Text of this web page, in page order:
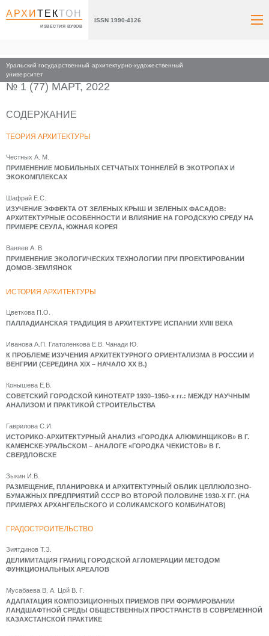
АРХИТЕКТОН
ИЗВЕСТИЯ ВУЗОВ
ISSN 1990-4126
Уральский государственный архитектурно-художественный
университет
Главная Архив номеров 2022
№ 1 (77) МАРТ, 2022
СОДЕРЖАНИЕ
ТЕОРИЯ АРХИТЕКТУРЫ
Честных А. М.
ПРИМЕНЕНИЕ МОБИЛЬНЫХ СЕТЧАТЫХ ТОННЕЛЕЙ В ЭКОТРОПАХ И
ЭКОКОМПЛЕКСАХ
Шафрай Е.С.
ИЗУЧЕНИЕ ЭФФЕКТА ОТ ЗЕЛЕНЫХ КРЫШ И ЗЕЛЕНЫХ ФАСАДОВ:
АРХИТЕКТУРНЫЕ ОСОБЕННОСТИ И ВЛИЯНИЕ НА ГОРОДСКУЮ СРЕДУ НА
ПРИМЕРЕ СЕУЛА, ЮЖНАЯ КОРЕЯ
Ваняев А. В.
ПРИМЕНЕНИЕ ЭКОЛОГИЧЕСКИХ ТЕХНОЛОГИИ ПРИ ПРОЕКТИРОВАНИИ
ДОМОВ-ЗЕМЛЯНОК
ИСТОРИЯ АРХИТЕКТУРЫ
Цветкова П.О.
ПАЛЛАДИАНСКАЯ ТРАДИЦИЯ В АРХИТЕКТУРЕ ИСПАНИИ XVIII ВЕКА
Иванова А.П. Глатоленкова Е.В. Чанади Ю.
К ПРОБЛЕМЕ ИЗУЧЕНИЯ АРХИТЕКТУРНОГО ОРИЕНТАЛИЗМА В РОССИИ И
ВЕНГРИИ (СЕРЕДИНА XIX – НАЧАЛО XX В.)
Конышева Е.В.
СОВЕТСКИЙ ГОРОДСКОЙ КИНОТЕАТР 1930–1950-х гг.: МЕЖДУ НАУЧНЫМ
АНАЛИЗОМ И ПРАКТИКОЙ СТРОИТЕЛЬСТВА
Гаврилова С.И.
ИСТОРИКО-АРХИТЕКТУРНЫЙ АНАЛИЗ «ГОРОДКА АЛЮМИНЩИКОВ» В Г.
КАМЕНСКЕ-УРАЛЬСКОМ – АНАЛОГЕ «ГОРОДКА ЧЕКИСТОВ» В Г.
СВЕРДЛОВСКЕ
Зыкин И.В.
РАЗМЕЩЕНИЕ, ПЛАНИРОВКА И АРХИТЕКТУРНЫЙ ОБЛИК ЦЕЛЛЮЛОЗНО-
БУМАЖНЫХ ПРЕДПРИЯТИЙ СССР ВО ВТОРОЙ ПОЛОВИНЕ 1930-Х ГГ. (НА
ПРИМЕРАХ АРХАНГЕЛЬСКОГО И СОЛИКАМСКОГО КОМБИНАТОВ)
ГРАДОСТРОИТЕЛЬСТВО
Зиятдинов Т.З.
ДЕЛИМИТАЦИЯ ГРАНИЦ ГОРОДСКОЙ АГЛОМЕРАЦИИ МЕТОДОМ
ФУНКЦИОНАЛЬНЫХ АРЕАЛОВ
Мусабаева В. А. Цой В. Г.
АДАПАТАЦИЯ КОМПОЗИЦИОННЫХ ПРИЕМОВ ПРИ ФОРМИРОВАНИИ
ЛАНДШАФТНОЙ СРЕДЫ ОБЩЕСТВЕННЫХ ПРОСТРАНСТВ В СОВРЕМЕННОЙ
КАЗАХСТАНСКОЙ ПРАКТИКЕ